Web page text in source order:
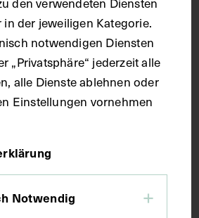
der jeweiligen Kategorie.
notwendigen Diensten
„Privatsphäre“ jederzeit alle
alle Dienste ablehnen oder
Einstellungen vornehmen
Notwendig